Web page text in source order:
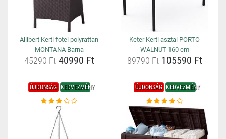
Allibert Kerti fotel polyrattan
MONTANA Barna
45290 Ft40990 Ft
Keter Kerti asztal PORTO
WALNUT 160 cm
89790 Ft105590 Ft
ÚJDONSÁG KEDVEZMÉNY ÚJDONSÁG KEDVEZMÉNY